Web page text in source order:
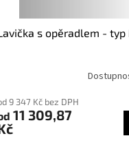
s opěradlem - typ
9 347 Kč bez DPH
11 309,87